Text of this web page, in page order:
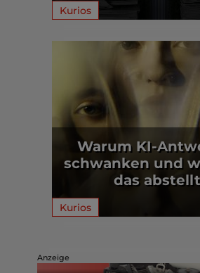
Kurios
Warum KI-
schwanken und
das abstellt
Kurios
Anzeige